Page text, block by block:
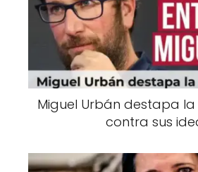
Miguel Urbán destapa
contra sus